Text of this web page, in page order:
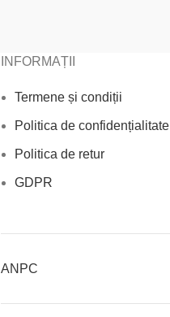
INFORMAȚII
Termene și condiții
Politica de confidențialitate
Politica de retur
GDPR
ANPC